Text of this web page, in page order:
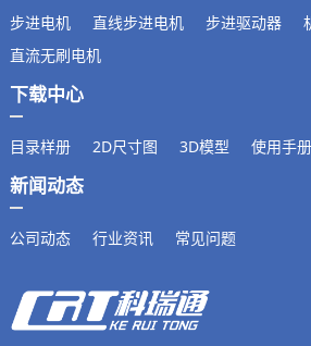
步进电机 直线步进电机 步进驱动器
直流无刷电机
下载中心
目录样册 2D尺寸图 3D模型 使用手册
新闻动态
公司动态 行业资讯 常见问题